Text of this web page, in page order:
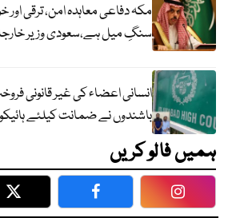
مکہ دفاعی معاہدہ امن، ترقی
سنگِ میل ہے،سعودی وزیر
انسانی اعضاء کی غیر قانونی
باشندوں نے ضمانت کیلئے
ہمیں فالو کریں
Twitter Facebook